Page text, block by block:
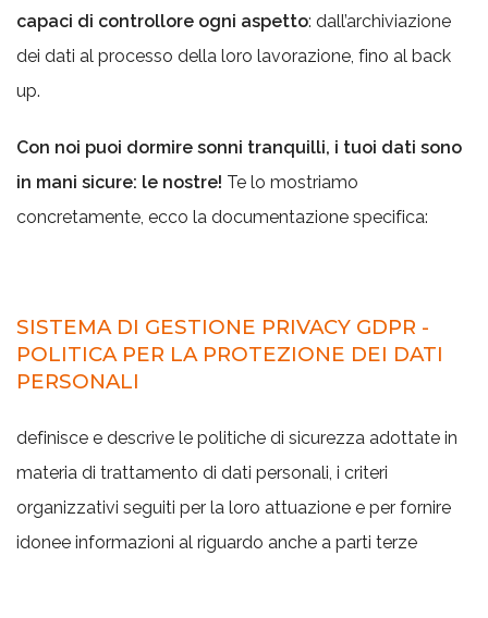
capaci di controllore ogni aspetto: dall’archiviazione
dei dati al processo della loro lavorazione, fino al back
up.
Con noi puoi dormire sonni tranquilli, i tuoi dati sono
in mani sicure: le nostre! Te lo mostriamo
concretamente, ecco la documentazione specifica:
SISTEMA DI GESTIONE PRIVACY GDPR -
POLITICA PER LA PROTEZIONE DEI DATI
PERSONALI
definisce e descrive le politiche di sicurezza adottate in
materia di trattamento di dati personali, i criteri
organizzativi seguiti per la loro attuazione e per fornire
idonee informazioni al riguardo anche a parti terze